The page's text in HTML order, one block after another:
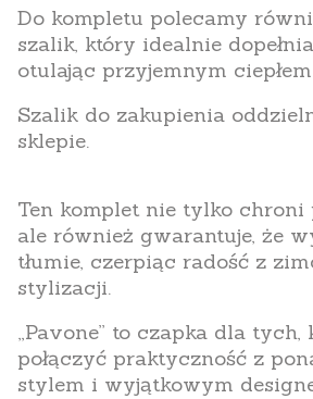
Do kompletu polecamy
szalik, który idealnie
otulając przyjemnym
Szalik do zakupienia
sklepie.
Ten komplet nie tylko chroni
ale również gwarantuje, że
tłumie, czerpiąc radość z
stylizacji.
„Pavone” to czapka dla
połączyć praktyczność z
stylem i wyjątkowym